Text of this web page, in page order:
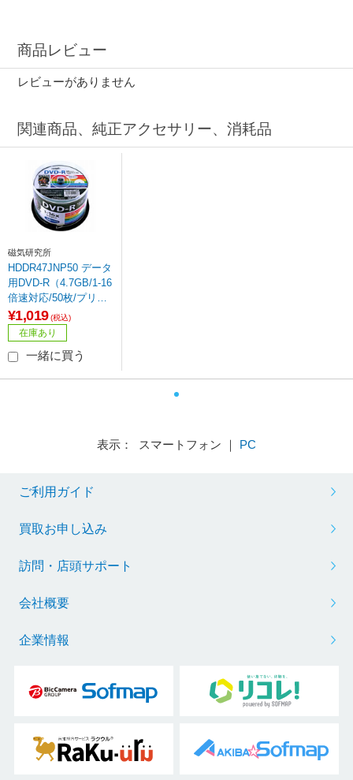
商品レビュー
レビューがありません
関連商品、純正アクセサリー、消耗品
磁気研究所
HDDR47JNP50 データ
用DVD-R（4.7GB/1-16
倍速対応/50枚/プリン
タブル）
¥1,019 (税込)
在庫あり
一緒に買う
表示： スマートフォン ｜ PC
ご利用ガイド
買取お申し込み
訪問・店頭サポート
会社概要
企業情報